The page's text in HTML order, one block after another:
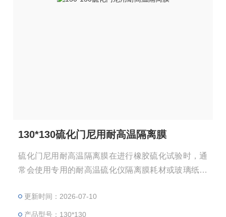
130*130硫化门尼用耐高温隔离膜
硫化门尼用耐高温隔离膜在进行橡胶硫化试验时，通
常会使用专用的耐高温硫化仪隔离膜耗材或玻璃纸。
硫化过程中变形或损坏，同时还能保护模具内壁免受
胶料粘附，便于后续的清理工作。此外，耐高温隔离
更新时间：2026-07-10
产品型号：130*130